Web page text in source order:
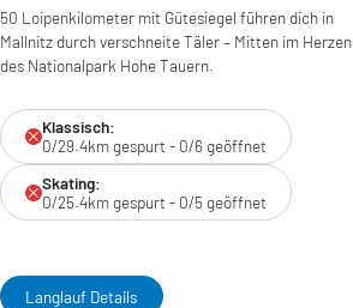
50 Loipenkilometer mit Gütesiegel führen dich in
Mallnitz durch verschneite Täler – Mitten im Herzen
des Nationalpark Hohe Tauern.
Klassisch:
0/29.4km gespurt - 0/6 geöffnet
Skating:
0/25.4km gespurt - 0/5 geöffnet
Langlauf Details